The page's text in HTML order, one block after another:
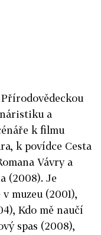
a
k filmu
k povídce Cesta
Vávry a
(2008). Je
muzeu (2001),
Kdo mě naučí
spas (2008),